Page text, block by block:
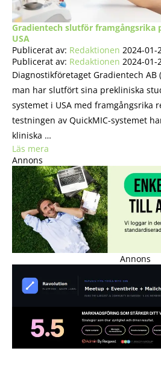
Gradientech slutför framgångsrika
USA
Publicerat av: Redaktionen 2024-01-
Publicerat av: Redaktionen 2024-01-
Diagnostikföretaget Gradientech
man har slutfört sina prekliniska
systemet i USA med framgångsrika
testningen av QuickMIC-systemet
kliniska …
Läs mera
Annons
Annons